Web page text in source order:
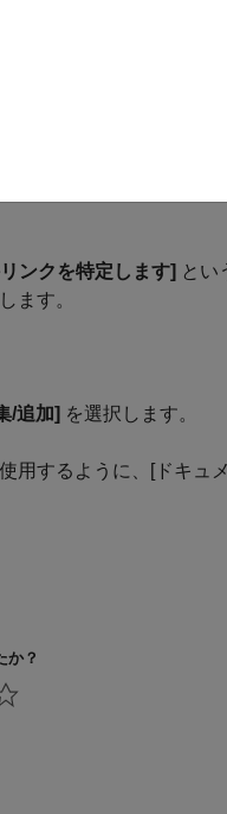
[
ンクを特定します] とい
ます。
/追加] を選択します。
用するように、[ドキュ
か？